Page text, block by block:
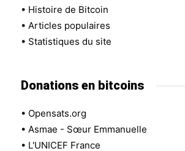
• Histoire de Bitcoin
• Articles populaires
• Statistiques du site
Donations en bitcoins
• Opensats.org
• Asmae - Sœur Emmanuelle
• L'UNICEF France